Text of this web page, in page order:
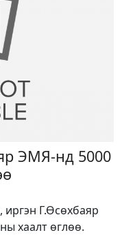
ЭМЯ-нд 5000
Г.Өсөхбаяр
хаалт өглөө.